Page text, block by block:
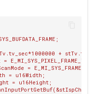
+
=
=
= u16Width;
= u16Height;